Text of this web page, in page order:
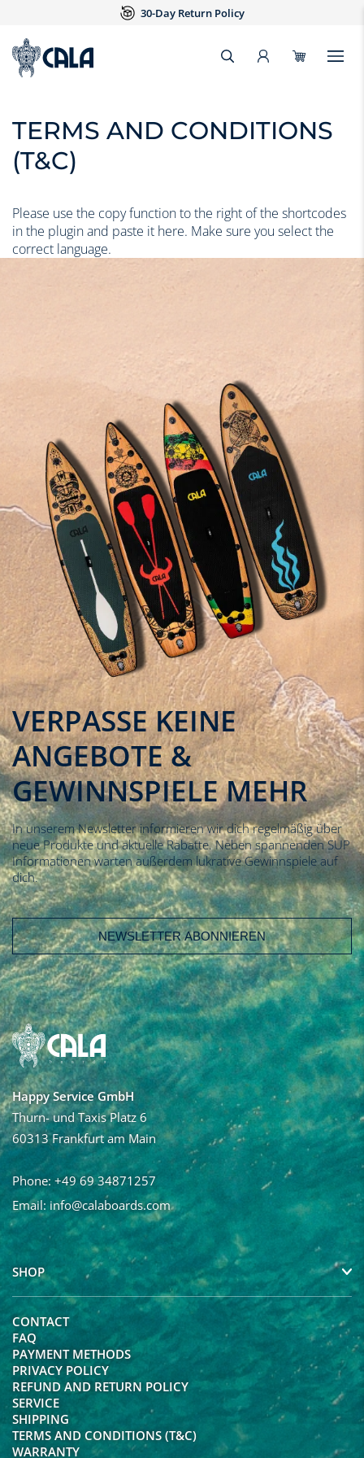
30-Day Return Policy
TERMS AND CONDITIONS
(T&C)
Please use the copy function to the right of the shortcodes
in the plugin and paste it here. Make sure you select the
correct language.
VERPASSE KEINE
ANGEBOTE &
GEWINNSPIELE MEHR
In unserem Newsletter informieren wir dich regelmäßig über
neue Produkte und aktuelle Rabatte. Neben spannenden SUP
Informationen warten außerdem lukrative Gewinnspiele auf
dich.
Email address
First Name
Last Name
Ja, ich möchte den Newsletter von Calaboards erhalten
und regelmäßig mit Neuigkeiten und über Angebote
informiert werden. Die Abmeldung vom Newsletter ist
jederzeit möglich.
Happy Service GmbH
Thurn- und Taxis Platz 6
60313 Frankfurt am Main
Phone: +49 69 34871257
Email: info@calaboards.com
SHOP
CONTACT
FAQ
PAYMENT METHODS
PRIVACY POLICY
REFUND AND RETURN POLICY
SERVICE
SHIPPING
TERMS AND CONDITIONS (T&C)
WARRANTY